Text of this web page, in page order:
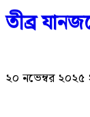
তীব্র
২০ নভেম্বর